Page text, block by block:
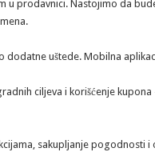
u prodavnici. Nastojimo da
uštede. Mobilna
ciljeva i korišćenje
sakupljanje pogodnosti i